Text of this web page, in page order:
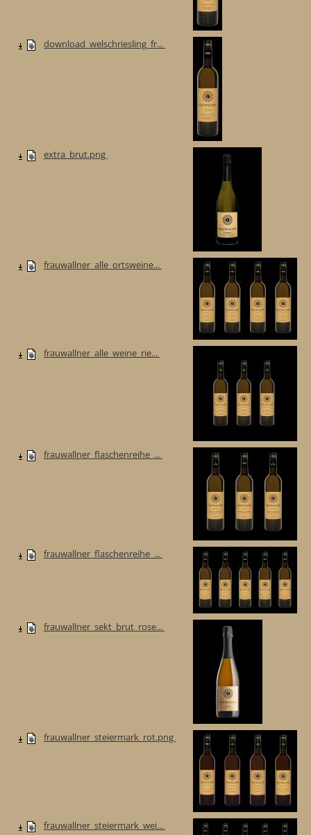
download_welschriesling_fr...
extra_brut.png
frauwallner_alle_ortsweine...
frauwallner_alle_weine_rie...
frauwallner_flaschenreihe_...
frauwallner_flaschenreihe_...
frauwallner_sekt_brut_rose...
frauwallner_steiermark_rot.png
frauwallner_steiermark_wei...